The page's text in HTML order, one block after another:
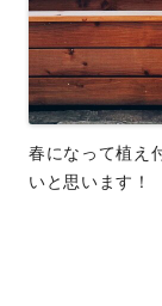
春になって植え
いと思います！